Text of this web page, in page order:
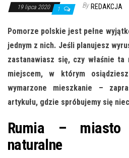
19 lipca 2020 1 By REDAKCJA
Pomorze polskie jest pełne
jednym z nich. Jeśli planujesz
zastanawiasz się, czy właśnie ta
miejscem, w którym
wymarzone mieszkanie –
artykułu, gdzie spróbujemy się
Rumia – miasto
naturalne